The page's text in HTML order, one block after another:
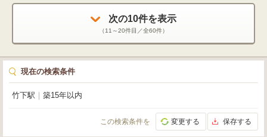
次の10件を表示
（11～20件目／全60件）
現在の検索条件
竹下駅 築15年以内
この検索条件を 変更する 保存する